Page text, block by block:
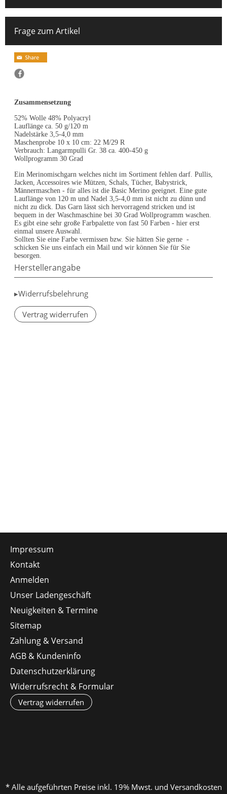
Frage zum Artikel
Zusammensetzung
52% Wolle 48% Polyacryl
Lauflänge ca. 50 g/120 m
Nadelstärke 3,5-4,0 mm
Maschenprobe 10 x 10 cm: 22 M/29 R
Verbrauch: Langarmpulli Gr. 38 ca. 400-450 g
Wollprogramm 30 Grad
Ein Merinomischgarn welches nicht im Sortiment fehlen darf. Pullis,
Jacken, Accessoires wie Mützen, Schals, Tücher, Babystrick,
Männermaschen - für alles ist die Basic Merino geeignet. Eine gute
Lauflänge von 120 m und Nadel 3,5-4,0 mm ist nicht zu dünn und
nicht zu dick. Das Garn lässt sich hervorragend stricken und ist
bequem in der Waschmaschine bei 30 Grad Wollprogramm waschen.
Es gibt eine sehr große Farbpalette von fast 50 Farben - hier erst
einmal unsere Auswahl.
Sollten Sie eine Farbe vermissen bzw. Sie hätten Sie gerne -
schicken Sie uns einfach ein Mail und wir können Sie für Sie
besorgen.
Herstellerangabe
▸Widerrufsbelehrung
Vertrag widerrufen
Impressum
Kontakt
Anmelden
Unser Ladengeschäft
Neuigkeiten & Termine
Sitemap
Zahlung & Versand
AGB & Kundeninfo
Datenschutzerklärung
Widerrufsrecht & Formular
Vertrag widerrufen
* Alle aufgeführten Preise inkl. 19% Mwst. und Versandkosten